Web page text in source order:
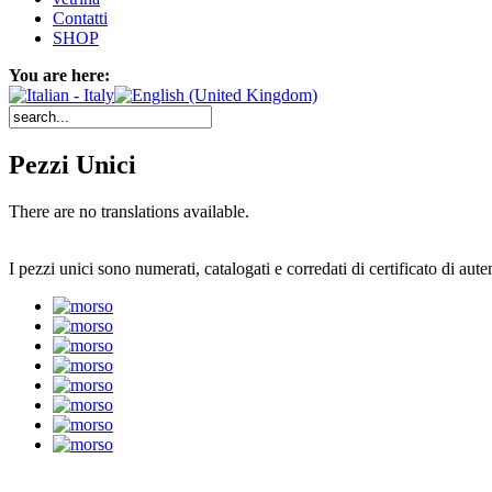
Contatti
SHOP
You are here:
Pezzi Unici
There are no translations available.
I pezzi unici sono numerati, catalogati e corredati di certificato di